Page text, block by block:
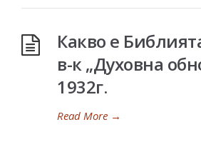
Какво е
в-к „Духовна
1932г.
Read More →